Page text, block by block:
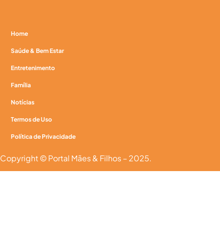
Home
Saúde & Bem Estar
Entretenimento
Família
Notícias
Termos de Uso
Política de Privacidade
Copyright © Portal Mães & Filhos – 2025.